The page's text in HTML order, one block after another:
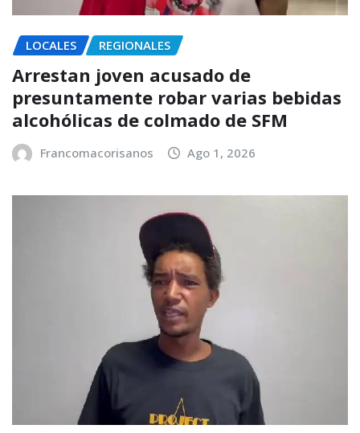
LOCALES REGIONALES
Arrestan joven acusado de
presuntamente robar varias bebidas
alcohólicas de colmado de SFM
Francomacorisanos Ago 1, 2026